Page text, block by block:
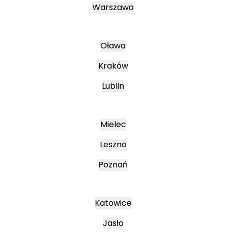
Warszawa
Oława
Kraków
Lublin
Mielec
Leszno
Poznań
Katowice
Jasło